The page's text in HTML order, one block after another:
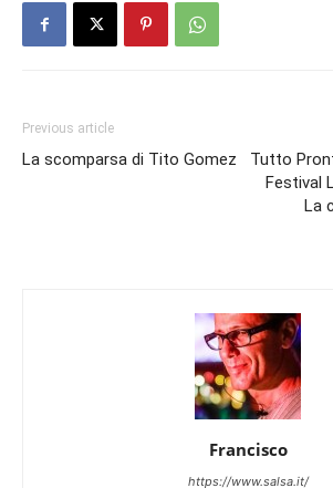
Previous article
La scomparsa di Tito Gomez
Tutto
Festival
La
Francisco
https://www.salsa.it/